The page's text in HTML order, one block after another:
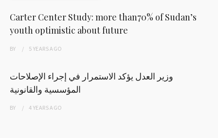
Carter Center Study: more than70% of Sudan’s
youth optimistic about future
BY 5 YEARSAGO
وزير العدل يؤكد الاستمرار في إجراء الإصلاحات
المؤسسية والقانونية
BY 4 YEARSAGO